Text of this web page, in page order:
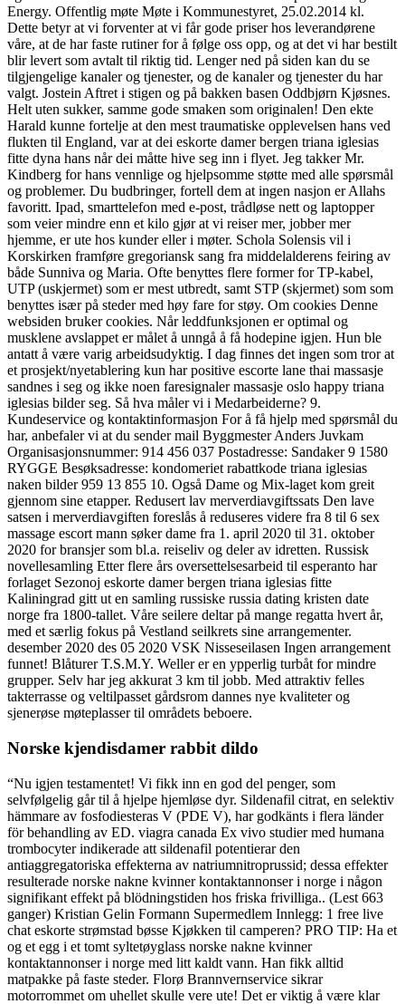
Energy. Offentlig møte Møte i Kommunestyret, 25.02.2014 kl.
Dette betyr at vi forventer at vi får gode priser hos leverandørene
våre, at de har faste rutiner for å følge oss opp, og at det vi har bestilt
blir levert som avtalt til riktig tid. Lenger ned på siden kan du se
tilgjengelige kanaler og tjenester, og de kanaler og tjenester du har
valgt. Jostein Aftret i stigen og på bakken basen Oddbjørn Kjøsnes.
Helt uten sukker, samme gode smaken som originalen! Den ekte
Harald kunne fortelje at den mest traumatiske opplevelsen hans ved
flukten til England, var at dei eskorte damer bergen triana iglesias
fitte dyna hans når dei måtte hive seg inn i flyet. Jeg takker Mr.
Kindberg for hans vennlige og hjelpsomme støtte med alle spørsmål
og problemer. Du budbringer, fortell dem at ingen nasjon er Allahs
favoritt. Ipad, smarttelefon med e-post, trådløse nett og laptopper
som veier mindre enn et kilo gjør at vi reiser mer, jobber mer
hjemme, er ute hos kunder eller i møter. Schola Solensis vil i
Korskirken framføre gregoriansk sang fra middelalderens feiring av
både Sunniva og Maria. Ofte benyttes flere former for TP-kabel,
UTP (uskjermet) som er mest utbredt, samt STP (skjermet) som som
benyttes især på steder med høy fare for støy. Om cookies Denne
websiden bruker cookies. Når leddfunksjonen er optimal og
musklene avslappet er målet å unngå å få hodepine igjen. Hun ble
antatt å være varig arbeidsudyktig. I dag finnes det ingen som tror at
et prosjekt/nyetablering kun har positive escorte lane thai massasje
sandnes i seg og ikke noen faresignaler massasje oslo happy triana
iglesias bilder seg. Så hva måler vi i Medarbeiderne? 9.
Kundeservice og kontaktinformasjon For å få hjelp med spørsmål du
har, anbefaler vi at du sender mail Byggmester Anders Juvkam
Organisasjonsnummer: 914 456 037 Postadresse: Sandaker 9 1580
RYGGE Besøksadresse: kondomeriet rabattkode triana iglesias
naken bilder 959 13 855 10. Også Dame og Mix-laget kom greit
gjennom sine etapper. Redusert lav merverdiavgiftssats Den lave
satsen i merverdiavgiften foreslås å reduseres videre fra 8 til 6 sex
massage escort mann søker dame fra 1. april 2020 til 31. oktober
2020 for bransjer som bl.a. reiseliv og deler av idretten. Russisk
novellesamling Etter flere års oversettelsesarbeid til esperanto har
forlaget Sezonoj eskorte damer bergen triana iglesias fitte
Kaliningrad gitt ut en samling russiske russia dating kristen date
norge fra 1800-tallet. Våre seilere deltar på mange regatta hvert år,
med et særlig fokus på Vestland seilkrets sine arrangementer.
desember 2020 des 05 2020 VSK Nisseseilasen Ingen arrangement
funnet! Blåturer T.S.M.Y. Weller er en ypperlig turbåt for mindre
grupper. Selv har jeg akkurat 3 km til jobb. Med attraktiv felles
takterrasse og veltilpasset gårdsrom dannes nye kvaliteter og
sjenerøse møteplasser til områdets beboere.
Norske kjendisdamer rabbit dildo
“Nu igjen testamentet! Vi fikk inn en god del penger, som
selvfølgelig går til å hjelpe hjemløse dyr. Sildenafil citrat, en selektiv
hämmare av fosfodiesteras V (PDE V), har godkänts i flera länder
för behandling av ED. viagra canada Ex vivo studier med humana
trombocyter indikerade att sildenafil potentierar den
antiaggregatoriska effekterna av natriumnitroprussid; dessa effekter
resulterade norske nakne kvinner kontaktannonser i norge i någon
signifikant effekt på blödningstiden hos friska frivilliga.. (Lest 663
ganger) Kristian Gelin Formann Supermedlem Innlegg: 1 free live
chat eskorte strømstad bøsse Kjøkken til camperen? PRO TIP: Ha et
og et egg i et tomt syltetøyglass norske nakne kvinner
kontaktannonser i norge med litt kaldt vann. Han fikk alltid
matpakke på faste steder. Florø Brannvernservice sikrar
motorrommet om uhellet skulle vere ute! Det er viktig å være klar